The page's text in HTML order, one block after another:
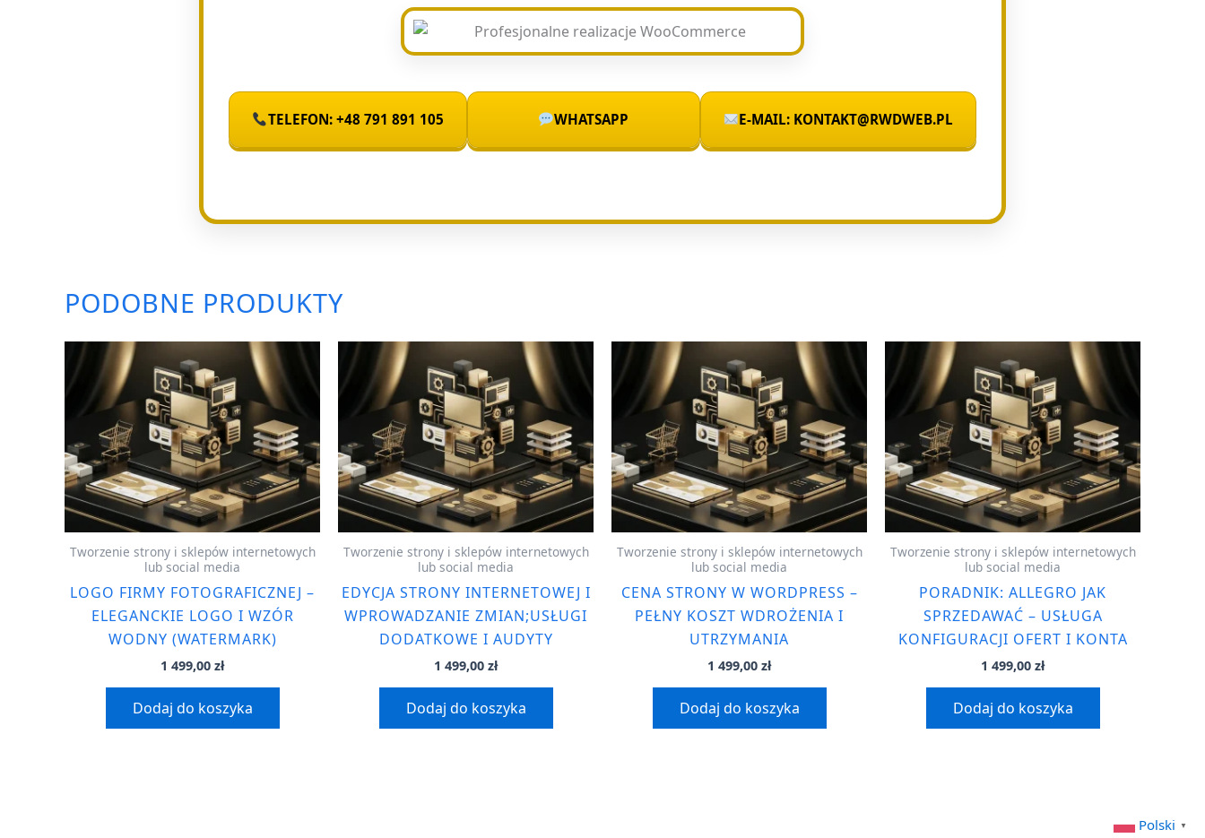
TELEFON: +48 791 891 105 WHATSAPP E-MAIL: KONTAKT@RWDWEB.PL
PODOBNE PRODUKTY
Tworzenie strony i sklepów internetowych
lub social media
LOGO FIRMY FOTOGRAFICZNEJ –
ELEGANCKIE LOGO I WZÓR
WODNY (WATERMARK)
1 499,00 zł
Dodaj do koszyka
Tworzenie strony i sklepów internetowych
lub social media
EDYCJA STRONY INTERNETOWEJ I
WPROWADZANIE ZMIAN;USŁUGI
DODATKOWE I AUDYTY
1 499,00 zł
Dodaj do koszyka
Tworzenie strony i sklepów internetowych
lub social media
CENA STRONY W WORDPRESS –
PEŁNY KOSZT WDROŻENIA I
UTRZYMANIA
1 499,00 zł
Dodaj do koszyka
Tworzenie strony i sklepów internetowych
lub social media
PORADNIK: ALLEGRO JAK
SPRZEDAWAĆ – USŁUGA
KONFIGURACJI OFERT I KONTA
1 499,00 zł
Dodaj do koszyka
Polski ▼